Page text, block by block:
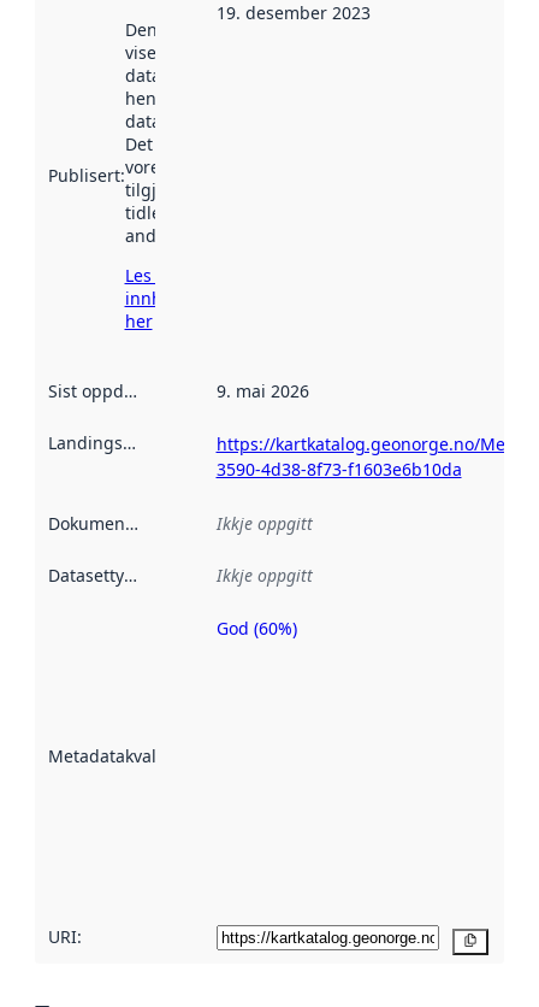
Publisert:
Denne datoen
viser når
datasettet vart
henta inn av
data.norge.no.
Det kan ha
vore
tilgjengeleg
tidlegare
andre stader.
Les meir om
innhenting
her
19. desember 2023
Sist oppdatert 9. mai 2026
Landingsside
https://kartkatalog.geonorge.no/
3590-4d38-8f73-f1603e6b10da
Dokumentasjon Ikkje oppgitt
Datasettype Ikkje oppgitt
Metadatakvalitet
Metadatakvalitet
God (60%)
URI: